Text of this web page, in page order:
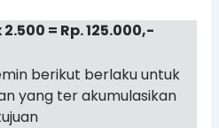
= Rp. 125.000,-
berikut berlaku untuk
yang ter akumulasikan